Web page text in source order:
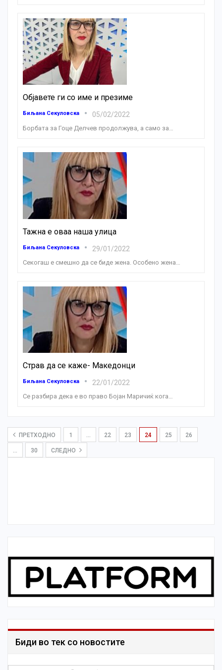
Објавете ги со име и презиме
Биљана Секуловска 05/02/2022
Борбата за Гоце Делчев продолжува, а само за…
Тажна е оваа наша улица
Биљана Секуловска 29/01/2022
Секогаш е смешно да се биде жена. Особено жена
Страв да се каже- Македонци
Биљана Секуловска 22/01/2022
Се разбира дека е во право Бојан Маричиќ кога
ПРЕТХОДНО 1 … 22 23 24 25 26
… 30 СЛЕДНО
Биди во тек со новостите